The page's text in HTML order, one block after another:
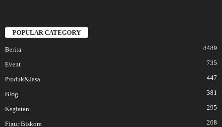
POPULAR CATEGORY
Berita 8489
Event 735
Produk&Jasa 447
Blog 381
Kegiatan 295
Figur Biskom 268